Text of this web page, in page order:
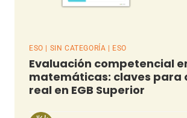
ESO | SIN CATEGORÍA | ESO
Evaluación competencial
matemáticas: claves para
real en EGB Superior